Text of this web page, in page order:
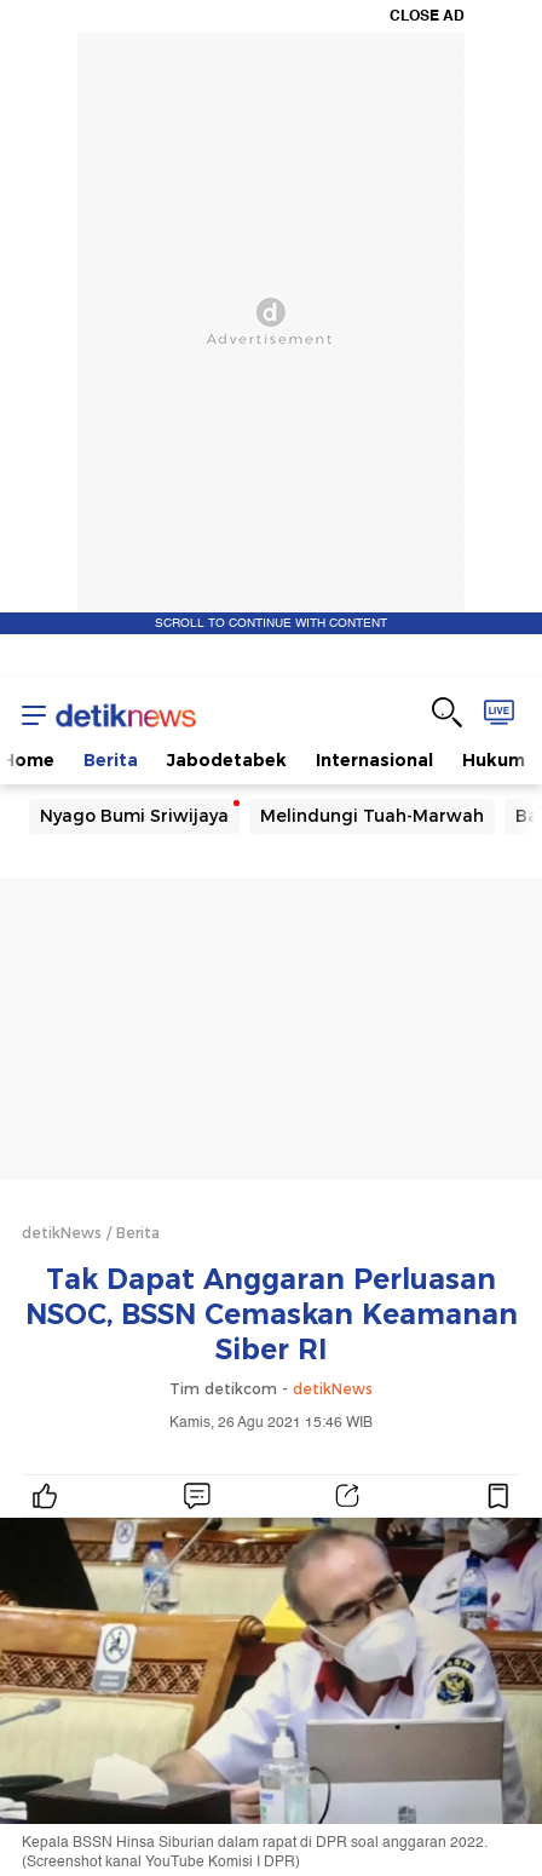
CLOSE AD
SCROLL TO CONTINUE WITH CONTENT
Home Berita Jabodetabek Internasional Hukum
Nyago Bumi Sriwijaya Melindungi Tuah-Marwah
detikNews Berita
Tak Dapat Anggaran Perluasan
NSOC, BSSN Cemaskan Keamanan
Siber RI
Tim detikcom - detikNews
Kamis, 26 Agu 2021 15:46 WIB
Kepala BSSN Hinsa Siburian dalam rapat di DPR soal anggaran 2022.
(Screenshot kanal YouTube Komisi I DPR)